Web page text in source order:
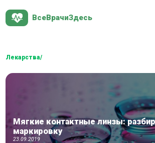
ВсеВрачиЗдесь
Лекарства/
Мягкие контактные линзы:
маркировку
23.09.2019